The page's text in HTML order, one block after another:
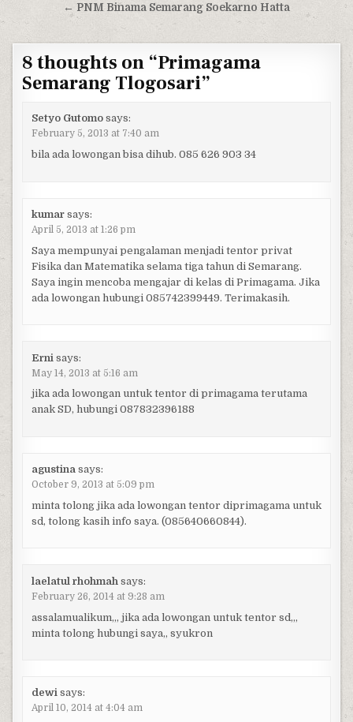
← PNM Binama Semarang Soekarno Hatta
8 thoughts on “Primagama
Semarang Tlogosari”
Setyo Gutomo says:
February 5, 2013 at 7:40 am
bila ada lowongan bisa dihub. 085 626 903 34
kumar says:
April 5, 2013 at 1:26 pm
Saya mempunyai pengalaman menjadi tentor privat
Fisika dan Matematika selama tiga tahun di Semarang.
Saya ingin mencoba mengajar di kelas di Primagama. Jika
ada lowongan hubungi 085742399449. Terimakasih.
Erni says:
May 14, 2013 at 5:16 am
jika ada lowongan untuk tentor di primagama terutama
anak SD, hubungi 087832396188
agustina says:
October 9, 2013 at 5:09 pm
minta tolong jika ada lowongan tentor diprimagama untuk
sd, tolong kasih info saya. (085640660844).
laelatul rhohmah says:
February 26, 2014 at 9:28 am
assalamualikum,,, jika ada lowongan untuk tentor sd,,,
minta tolong hubungi saya,, syukron
dewi says:
April 10, 2014 at 4:04 am